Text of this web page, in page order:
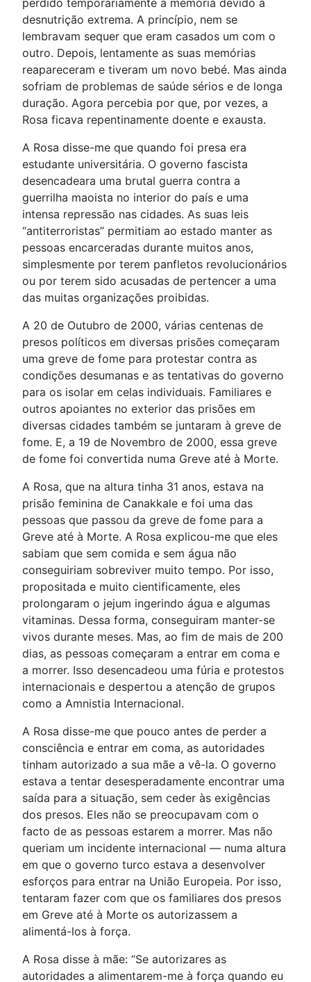
perdido temporariamente a memória devido à
desnutrição extrema. A princípio, nem se
lembravam sequer que eram casados um com o
outro. Depois, lentamente as suas memórias
reapareceram e tiveram um novo bebé. Mas ainda
sofriam de problemas de saúde sérios e de longa
duração. Agora percebia por que, por vezes, a
Rosa ficava repentinamente doente e exausta.
A Rosa disse-me que quando foi presa era
estudante universitária. O governo fascista
desencadeara uma brutal guerra contra a
guerrilha maoista no interior do país e uma
intensa repressão nas cidades. As suas leis
“antiterroristas” permitiam ao estado manter as
pessoas encarceradas durante muitos anos,
simplesmente por terem panfletos revolucionários
ou por terem sido acusadas de pertencer a uma
das muitas organizações proibidas.
A 20 de Outubro de 2000, várias centenas de
presos políticos em diversas prisões começaram
uma greve de fome para protestar contra as
condições desumanas e as tentativas do governo
para os isolar em celas individuais. Familiares e
outros apoiantes no exterior das prisões em
diversas cidades também se juntaram à greve de
fome. E, a 19 de Novembro de 2000, essa greve
de fome foi convertida numa Greve até à Morte.
A Rosa, que na altura tinha 31 anos, estava na
prisão feminina de Canakkale e foi uma das
pessoas que passou da greve de fome para a
Greve até à Morte. A Rosa explicou-me que eles
sabiam que sem comida e sem água não
conseguiriam sobreviver muito tempo. Por isso,
propositada e muito cientificamente, eles
prolongaram o jejum ingerindo água e algumas
vitaminas. Dessa forma, conseguiram manter-se
vivos durante meses. Mas, ao fim de mais de 200
dias, as pessoas começaram a entrar em coma e
a morrer. Isso desencadeou uma fúria e protestos
internacionais e despertou a atenção de grupos
como a Amnistia Internacional.
A Rosa disse-me que pouco antes de perder a
consciência e entrar em coma, as autoridades
tinham autorizado a sua mãe a vê-la. O governo
estava a tentar desesperadamente encontrar uma
saída para a situação, sem ceder às exigências
dos presos. Eles não se preocupavam com o
facto de as pessoas estarem a morrer. Mas não
queriam um incidente internacional — numa altura
em que o governo turco estava a desenvolver
esforços para entrar na União Europeia. Por isso,
tentaram fazer com que os familiares dos presos
em Greve até à Morte os autorizassem a
alimentá-los à força.
A Rosa disse à mãe: “Se autorizares as
autoridades a alimentarem-me à força quando eu